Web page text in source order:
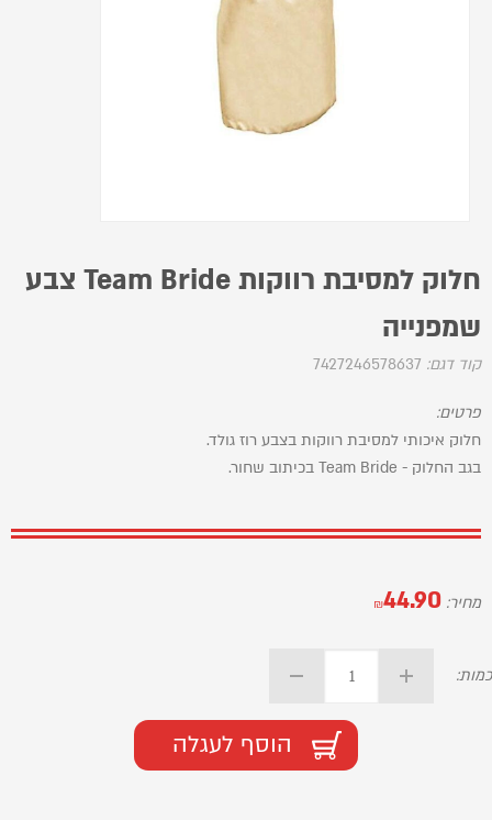
חלוק למסיבת רווקות Team Bride צבע
שמפנייה
קוד דגם: 7427246578637
פרטים:
חלוק איכותי למסיבת רווקות בצבע רוז גולד.
בגב החלוק - Team Bride בכיתוב שחור.
מחיר: 44.90
₪
כמות:
הוסף לעגלה